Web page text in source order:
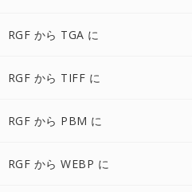
RGF から TGA に
RGF から TIFF に
RGF から PBM に
RGF から WEBP に